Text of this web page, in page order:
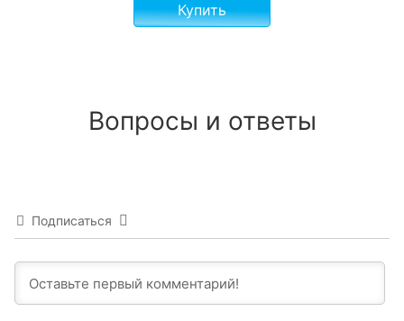
Купить
Вопросы и ответы
Подписаться